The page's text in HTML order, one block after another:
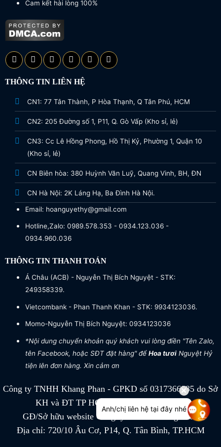
Cam kết hài lòng 100%
THÔNG TIN LIÊN HỆ
CN1: 77 Tân Thành, P Hòa Thạnh, Q Tân Phú, HCM
CN2: 205 Đường số 1, P11, Q. Gò Vấp (Kho sỉ, lẻ)
CN3: Cc Lê Hồng Phong, Hồ Thị Kỷ, Phường 1, Quận 10
(Kho sỉ, lẻ)
CN Biên hòa: 380 Huỳnh Văn Luỹ, Quang Vinh, BH, ĐN
CN Hà Nội: 2K Láng Hạ, Ba Đình Hà Nội.
Email: hoanguyethy@gmail.com
Hotline,Zalo: 0989.578.353 - 0934.123.036 -
0934.960.036
THÔNG TIN THANH TOÁN
Á Châu (ACB) - Nguyễn Thị Bích Nguyệt - STK:
249358339.
Vietcombank - Phan Thanh Khan - STK: 9934123036.
Momo-Nguyễn Thị Bích Nguyệt: 0934123036
*Nội dung chuyển khoản quý khách vui lòng điền "Tên Zalo,
tên Facebook, hoặc SĐT đặt hàng" đểHoa tươiNguyệt Hỷ
tiện lên đơn hàng. Xin cảm ơn
Công ty TNHH Khang Phan - GPKD số 0317366885 do Sở
KH và ĐT TP HCM cấp ngày 04/07/2022
GĐ/Sở hữu website Công ty TNHH Khang Phan
Địa chỉ: 720/10 Âu Cơ, P14, Q. Tân Bình, TP.HCM
Anh/chị liên hệ tại đây nhé